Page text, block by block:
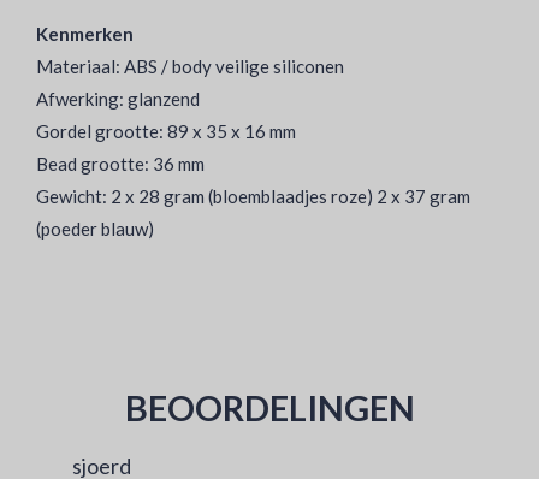
Kenmerken
Materiaal: ABS / body veilige siliconen
Afwerking: glanzend
Gordel grootte: 89 x 35 x 16 mm
Bead grootte: 36 mm
Gewicht: 2 x 28 gram (bloemblaadjes roze) 2 x 37 gram
(poeder blauw)
BEOORDELINGEN
sjoerd